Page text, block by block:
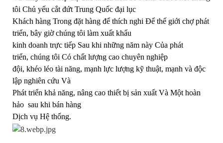
tôi Chủ yếu cắt đứt Trung Quốc đại lục
Khách hàng Trong đặt hàng để thích nghi Để thế giới chợ phát
triển, bây giờ chúng tôi làm xuất khẩu
kinh doanh trực tiếp Sau khi những năm này Của phát
triển, chúng tôi Có chất lượng cao chuyên nghiệp
đội, khéo léo tài năng, mạnh lực lượng kỹ thuật, mạnh và độc
lập nghiên cứu Và
Phát triển khả năng, nâng cao thiết bị sản xuất Và Một hoàn
hảo sau khi bán hàng
Dịch vụ Hệ thống.